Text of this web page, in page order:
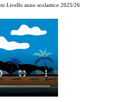
Livello anno scolastico 2025/26